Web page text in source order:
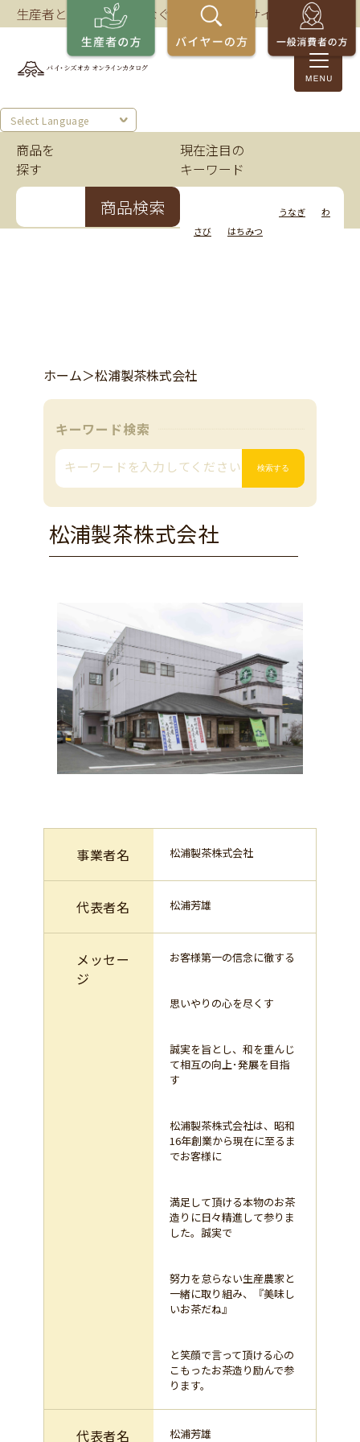
生産者とバイヤーをつなぐ、静岡の商談サイト。
Select Language
商品を
探す
商品検索
現在注目の
キーワード
うなぎ
わ
さび
はちみつ
ホーム＞松浦製茶株式会社
キーワード検索
松浦製茶株式会社
事業者名 松浦製茶株式会社
代表者名 松浦芳雄
メッセー
ジ
お客様第一の信念に徹する
思いやりの心を尽くす
誠実を旨とし、和を重んじ
て相互の向上･発展を目指
す
松浦製茶株式会社は、昭和
16年創業から現在に至るま
でお客様に
満足して頂ける本物のお茶
造りに日々精進して参りま
した。誠実で
努力を怠らない生産農家と
一緒に取り組み、『美味し
いお茶だね』
と笑顔で言って頂ける心の
こもったお茶造り励んで参
ります。
代表者名 松浦芳雄